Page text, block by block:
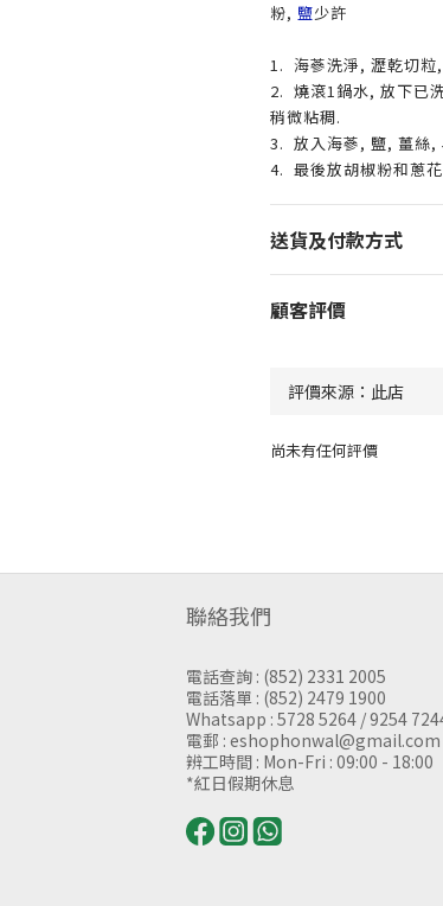
粉, 鹽少許
1. 海蔘洗淨, 瀝乾切粒
2. 燒滾1鍋水, 放下已
稍微粘稠.
3. 放入海蔘, 鹽, 薑絲,
4. 最後放胡椒粉和蔥
送貨及付款方式
顧客評價
尚未有任何評價
聯絡我們
電話查詢 : (852) 2331 2005
電話落單 : (852) 2479 1900
Whatsapp : 5728 5264 / 9254
電郵 : eshophonwal@gmail.com
辨工時間 : Mon-Fri : 09:00 - 18:00
*紅日假期休息